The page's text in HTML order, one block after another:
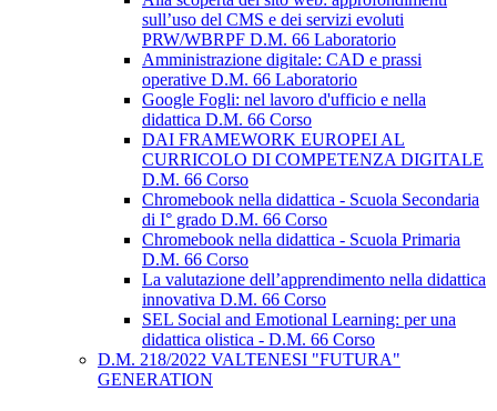
sull’uso del CMS e dei servizi evoluti
PRW/WBRPF D.M. 66 Laboratorio
Amministrazione digitale: CAD e prassi
operative D.M. 66 Laboratorio
Google Fogli: nel lavoro d'ufficio e nella
didattica D.M. 66 Corso
DAI FRAMEWORK EUROPEI AL
CURRICOLO DI COMPETENZA DIGITALE
D.M. 66 Corso
Chromebook nella didattica - Scuola Secondaria
di I° grado D.M. 66 Corso
Chromebook nella didattica - Scuola Primaria
D.M. 66 Corso
La valutazione dell’apprendimento nella didattica
innovativa D.M. 66 Corso
SEL Social and Emotional Learning: per una
didattica olistica - D.M. 66 Corso
D.M. 218/2022 VALTENESI "FUTURA"
GENERATION